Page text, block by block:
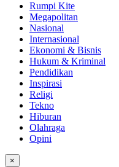
Rumpi Kite
Megapolitan
Nasional
Internasional
Ekonomi & Bisnis
Hukum & Kriminal
Pendidikan
Inspirasi
Religi
Tekno
Hiburan
Olahraga
Opini
×